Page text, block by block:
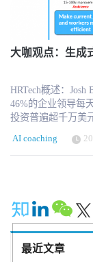
大咖观点：生成
HRTech概述：
46%的企业领导每
投资普遍超千万美
写，但AI正在从“
Galileo 等系统正
忆与个性，并通过
里有一份
工时代》，点击下载 Josh Bersin刚刚完成了一次横跨欧洲
中东、累计近六万
战略。虽然每家公
为商业工具已经
AI coaching
最近文章